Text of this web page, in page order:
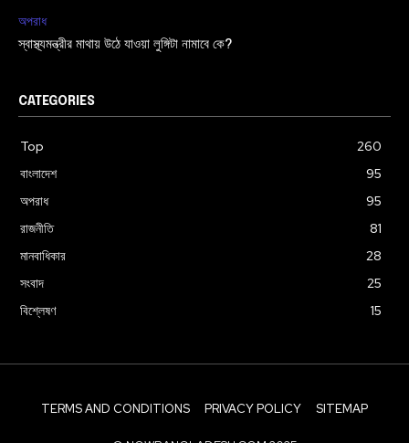
অপরাধ
স্বাস্থ্যমন্ত্রীর মাথায় উঠে যাওয়া লুঙ্গিটা নামাবে কে?
CATEGORIES
Top
260
বাংলাদেশ
95
অপরাধ
95
রাজনীতি
81
মানবাধিকার
28
সংবাদ
25
বিশ্লেষণ
15
TERMS AND CONDITIONS PRIVACY POLICY SITEMAP